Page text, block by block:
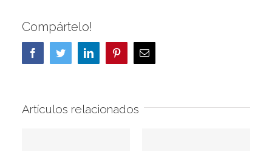
Compártelo!
FacebookTwitterLinkedInPinterestCorreo
electrónico
Artículos relacionados